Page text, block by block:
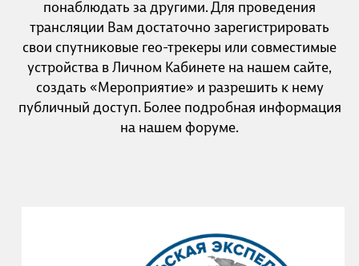
понаблюдать за другими. Для проведения
трансляции Вам достаточно зарегистрировать
свои спутниковые гео-трекеры или совместимые
устройства в Личном Кабинете на нашем сайте,
создать «Мероприятие» и разрешить к нему
публичный доступ. Более подробная информация
на нашем форуме.